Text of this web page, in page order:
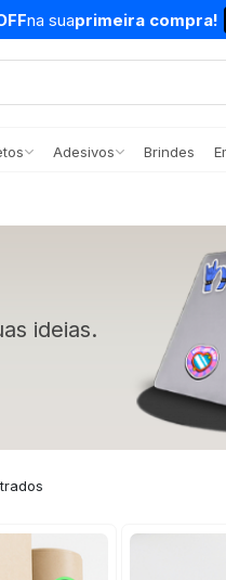
na suaprimeira compra!
Adesivos Brindes
ideias.